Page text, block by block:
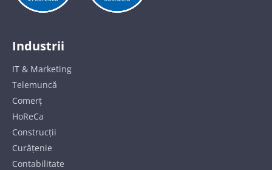
Industrii
IT & Marketing
Telemuncă
Comerț
HoReCa
Construcții
Curățenie
Contabilitate